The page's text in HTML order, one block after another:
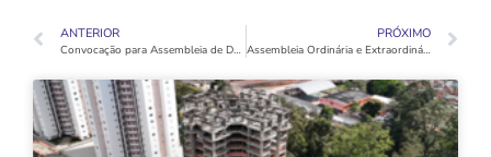
ANTERIOR
Convocação para Assembleia de Definição de Chaves – Bloco B – Grupo 17
PRÓXIMO
Assembleia Ordinária e Extraordinária